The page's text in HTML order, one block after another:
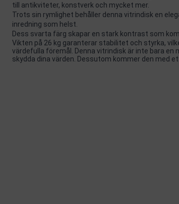
till antikviteter, konstverk och mycket mer.
Trots sin rymlighet behåller denna vitrindisk en
inredning som helst.
Dess svarta färg skapar en stark kontrast som
Vikten på 26 kg garanterar stabilitet och styrka,
värdefulla föremål. Denna vitrindisk är inte bara
skydda dina värden. Dessutom kommer den med